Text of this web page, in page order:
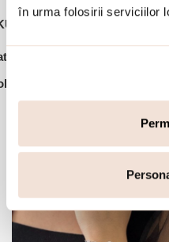
în urma folosirii serviciilor
Accesorii din
-30%